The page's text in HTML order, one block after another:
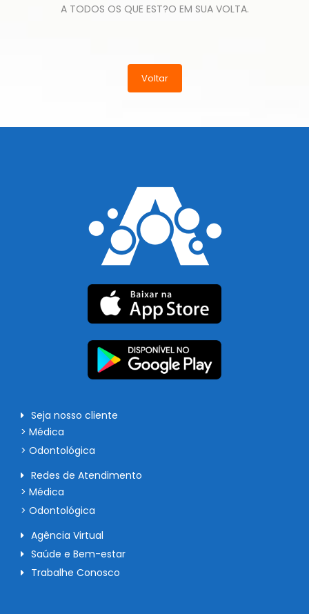
A TODOS OS QUE EST?O EM SUA VOLTA.
Voltar
Seja nosso cliente
> Médica
> Odontológica
Redes de Atendimento
> Médica
> Odontológica
Agência Virtual
Saúde e Bem-estar
Trabalhe Conosco